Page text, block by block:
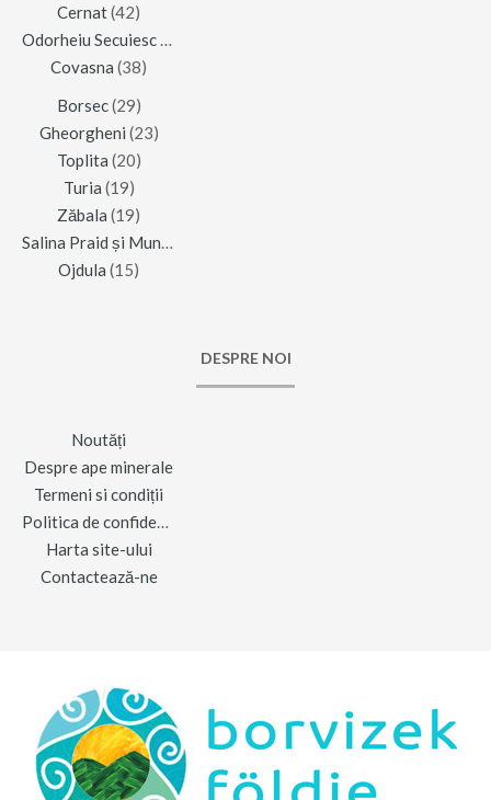
Cernat(42)
Odorheiu Secuiesc
Covasna (38)
Borsec(29)
Gheorgheni (23)
Toplita (20)
Turia (19)
Zăbala (19)
Salina Praid și Muntele de Sare
Ojdula (15)
DESPRE NOI
Noutăți
Despre ape minerale
Termeni si condiții
Politica de confidențialitate
Harta site-ului
Contactează-ne